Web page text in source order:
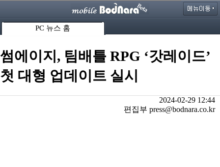
PC 뉴스 홈
썸에이지, 팀배틀 RPG ‘갓레이드’
첫 대형 업데이트 실시
2024-02-29 12:44
편집부 press@bodnara.co.kr